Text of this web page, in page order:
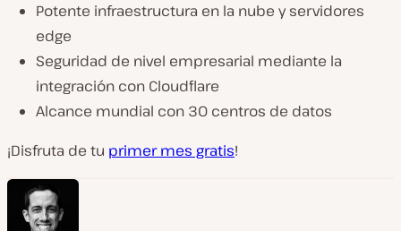
Potente infraestructura en la nube y servidores
edge
Seguridad de nivel empresarial mediante la
integración con Cloudflare
Alcance mundial con 30 centros de datos
¡Disfruta de tu primer mes gratis!